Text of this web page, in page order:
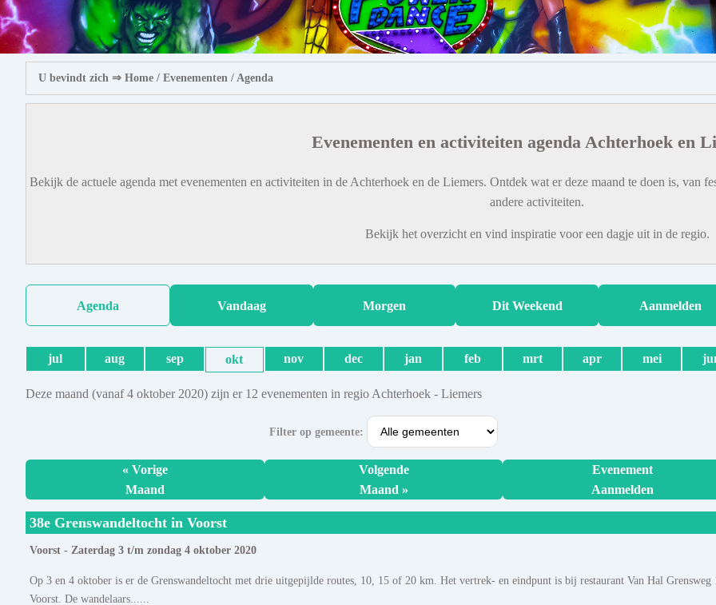
U bevindt zich ⇒ Home / Evenementen / Agenda
Evenementen en activiteiten agenda Achterhoek en
Bekijk de actuele agenda met evenementen en activiteiten in de Achterhoek en de Liemers. Ontdek wat er deze maand te doen is, van
andere activiteiten.
Bekijk het overzicht en vind inspiratie voor een dagje uit in de regio.
Agenda Vandaag Morgen Dit Weekend Aanmelden
jul aug sep okt nov dec jan feb mrt apr mei
Deze maand (vanaf 4 oktober 2020) zijn er 12 evenementen in regio Achterhoek - Liemers
Filter op gemeente:
« Vorige
Maand
Volgende
Maand »
Evenement
Aanmelden
38e Grenswandeltocht in Voorst
Voorst - Zaterdag 3 t/m zondag 4 oktober 2020
Op 3 en 4 oktober is er de Grenswandeltocht met drie uitgepijlde routes, 10, 15 of 20 km. Het vertrek- en eindpunt is bij restaurant Van Hal Grensweg
Voorst. De wandelaars......